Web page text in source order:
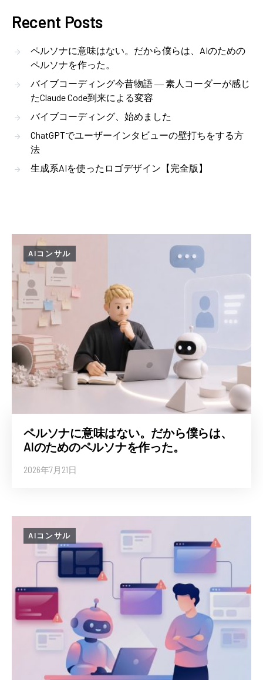
Recent Posts
ペルソナに意味はない。だから僕らは、AIのための
ペルソナを作った。
バイブコーディング今昔物語 ― 素人コーダーが感じ
たClaude Code到来による変容
バイブコーディング、始めました
ChatGPTでユーザーインタビューの壁打ちをする方
法
生成系AIを使ったロゴデザイン【完全版】
AIコンサル
ペルソナに意味はない。だから僕らは、
AIのためのペルソナを作った。
2026年7月21日
AIコンサル